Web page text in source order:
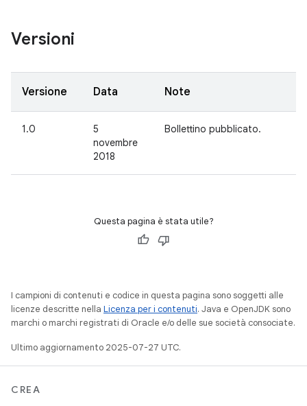
Versioni
Versione Data Note
1.0
5
novembre
2018
Bollettino pubblicato.
Questa pagina è stata utile?
I campioni di contenuti e codice in questa pagina sono soggetti alle
licenze descritte nella Licenza per i contenuti. Java e OpenJDK sono
marchi o marchi registrati di Oracle e/o delle sue società consociate.
Ultimo aggiornamento 2025-07-27 UTC.
CREA